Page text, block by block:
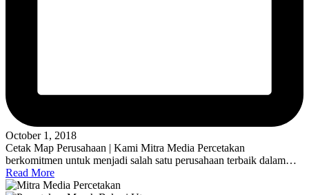
October 1, 2018
Cetak Map Perusahaan | Kami Mitra Media Percetakan
berkomitmen untuk menjadi salah satu perusahaan terbaik dalam…
Read More